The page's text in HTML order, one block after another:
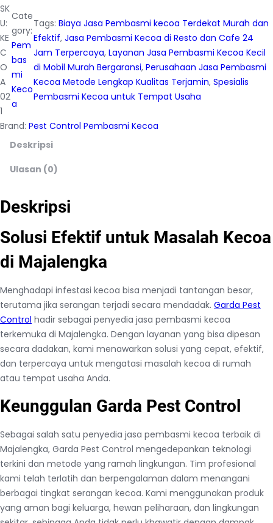
a
n
t
i
t
a
s
J
a
m
b
s
m
K
e
c
o
a
T
e
k
m
u
k
a
d
i
M
SK
U:
KE
C
O
A
02
1
Cate
gory:
Pem
bas
mi
Keco
a
Tags: Biaya Jasa Pembasmi kecoa Terdekat Murah dan
Efektif, Jasa Pembasmi Kecoa di Resto dan Cafe 24
Jam Terpercaya, Layanan Jasa Pembasmi Kecoa Kecil
di Mobil Murah Bergaransi, Perusahaan Jasa Pembasmi
Kecoa Metode Lengkap Kualitas Terjamin, Spesialis
Pembasmi Kecoa untuk Tempat Usaha
Brand: Pest Control Pembasmi Kecoa
Deskripsi
Ulasan (0)
Deskripsi
Solusi Efektif untuk Masalah Kecoa
di Majalengka
Menghadapi infestasi kecoa bisa menjadi tantangan besar,
terutama jika serangan terjadi secara mendadak. Garda Pest
Control hadir sebagai penyedia jasa pembasmi kecoa
terkemuka di Majalengka. Dengan layanan yang bisa dipesan
secara dadakan, kami menawarkan solusi yang cepat, efektif,
dan terpercaya untuk mengatasi masalah kecoa di rumah
atau tempat usaha Anda.
Keunggulan Garda Pest Control
Sebagai salah satu penyedia jasa pembasmi kecoa terbaik di
Majalengka, Garda Pest Control mengedepankan teknologi
terkini dan metode yang ramah lingkungan. Tim profesional
kami telah terlatih dan berpengalaman dalam menangani
berbagai tingkat serangan kecoa. Kami menggunakan produk
yang aman bagi keluarga, hewan peliharaan, dan lingkungan